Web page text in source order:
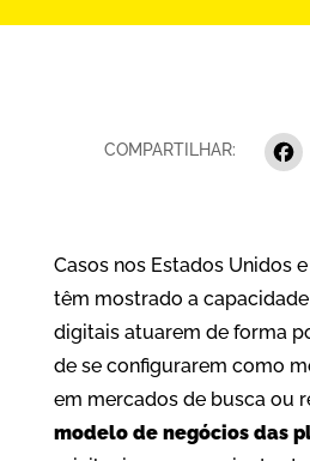
COMPARTILHAR:
Casos nos Estados Unidos
têm mostrado a
digitais atuarem de forma
de se configurarem como
em mercados de busca ou
modelo de negócios das